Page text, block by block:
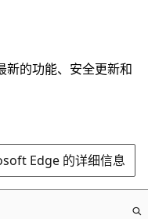
的功能、安全更新和
Edge 的详细信息